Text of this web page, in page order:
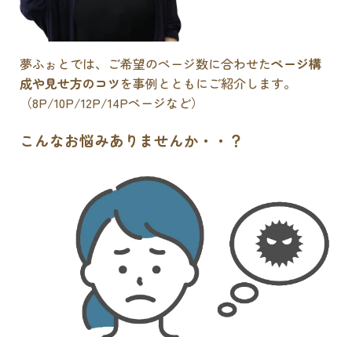
夢ふぉとでは、ご希望のページ数に合わせたページ構
成や見せ方のコツを事例とともにご紹介します。
（8P/10P/12P/14Pページなど）
こんなお悩みありませんか・・？